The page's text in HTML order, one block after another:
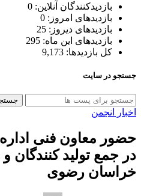
بازدیدکنندگان آنلاین: 0
بازدیدهای امروز: 0
بازدیدهای دیروز: 25
بازدیدهای این ماه: 295
کل بازدیدها: 9,173
جستجو در سایت
اخبار انجمن
حضور معاون فنی
در جمع تولید کنندگان و
خراسان رضوی